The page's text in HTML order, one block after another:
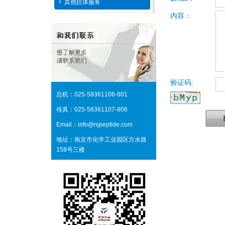
其他抗体服务
总机：025-58361106-801
传真：025-58361107-806
Email：info@njpeptide.com
地址：南京市化学工业园区方水路
158号三楼
内容：
验证码: